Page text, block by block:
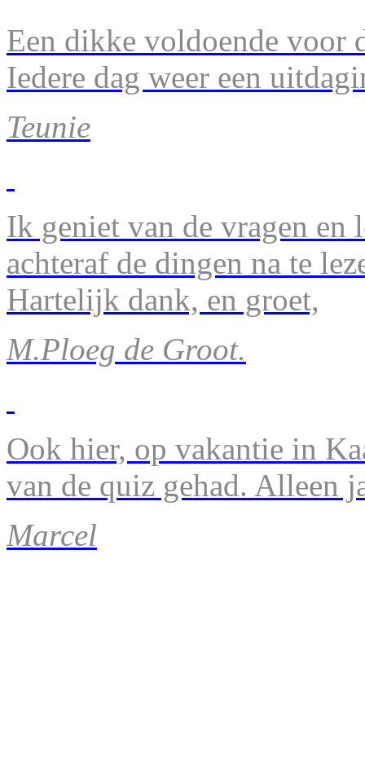
Een dikke voldoende voor
Iedere dag weer een
Teunie
Ik geniet van de vragen en
achteraf de dingen na te
Hartelijk dank, en groet,
M.Ploeg de Groot.
Ook hier, op vakantie in
van de quiz gehad. Alleen
Marcel